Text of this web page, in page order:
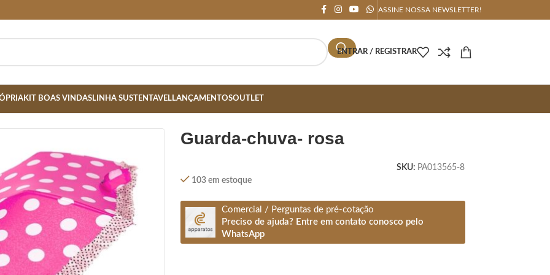
ASSINE NOSSA NEWSLETTER!
ENTRAR / REGISTRAR
KIT BOAS VINDASLINHA SUSTENTAVELLANÇAMENTOSOUTLET
guarda-chuva- rosa
SKU: PA013565-8
103 em estoque
Comercial / Perguntas de pré-cotação
Preciso de ajuda? Entre em contato conosco pelo
WhatsApp